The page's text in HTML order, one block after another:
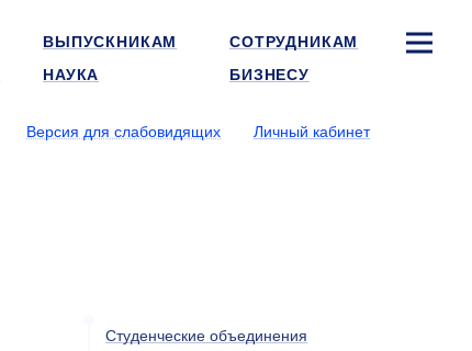
ВЫПУСКНИКАМ
СОТРУДНИКАМ
НАУКА БИЗНЕСУ
Версия для слабовидящих
Личный кабинет
Студенческие объединения